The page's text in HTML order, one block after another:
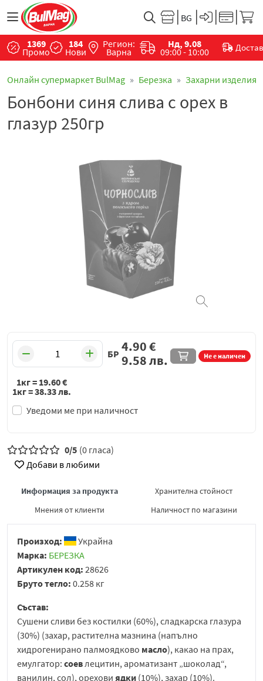
1369
Промо
184
Нови
Регион:
Варна
Нд, 9.08
09:00 - 10:00
Онлайн супермаркет BulMag Березка Захарни изделия
Бонбони синя слива с орех в
глазур 250гр
БР Не е наличен
Уведоми ме при наличност
4.90€
9.58лв.
1кг = 19.60€
1кг =38.33лв.
0/5 (0 гласа)
Добави в любими
Информация за продукта
Хранителна стойност
Мнения от клиенти
Наличност по магазини
Произход:
Украйна
Марка: БЕРЕЗКА
Артикулен код: 28626
Бруто тегло: 0.258 кг
Състав:
Сушени сливи без костилки (60%), сладкарска глазура
(30%) (захар, растителна мазнина (напълно
хидрогенирано палмоядково масло), какао на прах,
емулгатор: соевлецитин, ароматизант „шоколад“,
ванилин, сол), орехови ядки (10%), захар (10%).